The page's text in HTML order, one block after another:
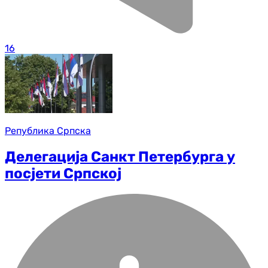
16
Република Српска
Делегација Санкт Петербурга у
посјети Српској